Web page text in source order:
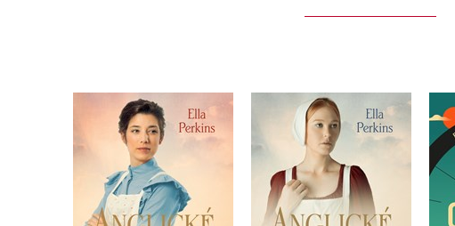
Anglické chůvy: Katie a
její sen o svobodě
Ella Perkins
Anglické chůvy - Mary
a její víra v lásku
Ella Perkins